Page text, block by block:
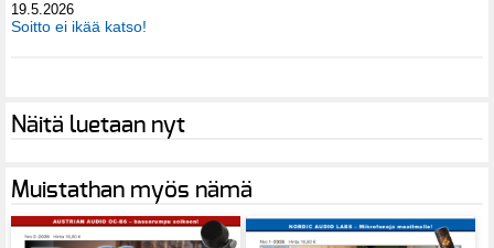
19.5.2026
Soitto ei ikää katso!
Näitä luetaan nyt
Muistathan myös nämä